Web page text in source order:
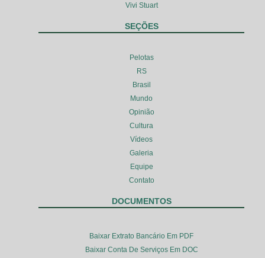
Vivi Stuart
SEÇÕES
Pelotas
RS
Brasil
Mundo
Opinião
Cultura
Vídeos
Galeria
Equipe
Contato
DOCUMENTOS
Baixar Extrato Bancário Em PDF
Baixar Conta De Serviços Em DOC